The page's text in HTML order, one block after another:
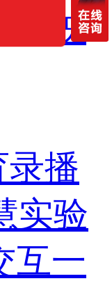
放映
播
实验
互一